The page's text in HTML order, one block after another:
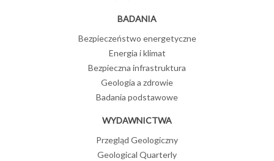
na dzień 31 grudnia 2024
BADANIA
Bezpieczeństwo energetyczne
Energia i klimat
Bezpieczna infrastruktura
Geologia a zdrowie
Badania podstawowe
WYDAWNICTWA
Przegląd Geologiczny
Geological Quarterly